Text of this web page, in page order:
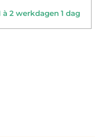
2 werkdagen 1 dag